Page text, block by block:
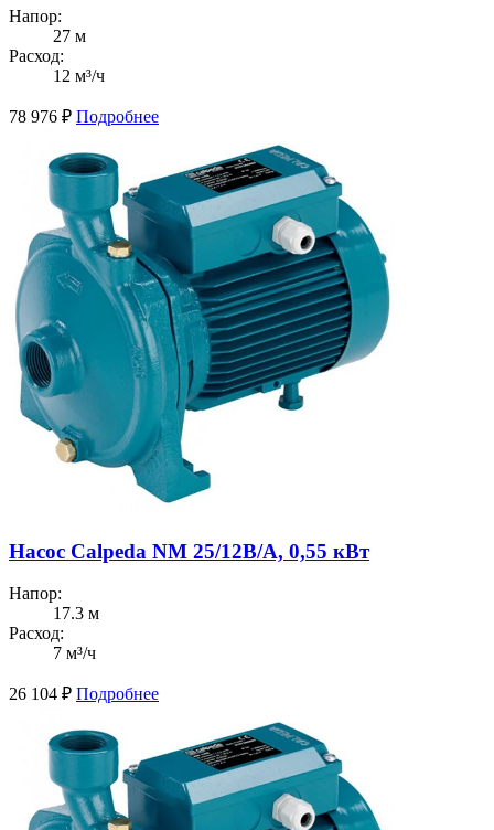
Напор:
27 м
Расход:
12 м³/ч
78 976 ₽ Подробнее
Насос Calpeda NM 25/12B/A, 0,55 кВт
Напор:
17.3 м
Расход:
7 м³/ч
26 104 ₽ Подробнее